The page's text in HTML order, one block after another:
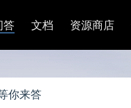
答 文档 资源商店
你来答